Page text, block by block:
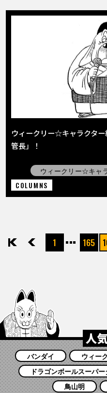
ウィークリー☆キャラクタ
管長」！
ウィークリー☆キャ
COLUMNS
先頭 前へ1 165
人
バンダイ
ウィー
ドラゴンボールスーパ
鳥山明